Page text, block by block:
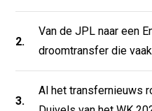
2.
Van de JPL naar een
droomtransfer die
3.
Al het transfernieuws